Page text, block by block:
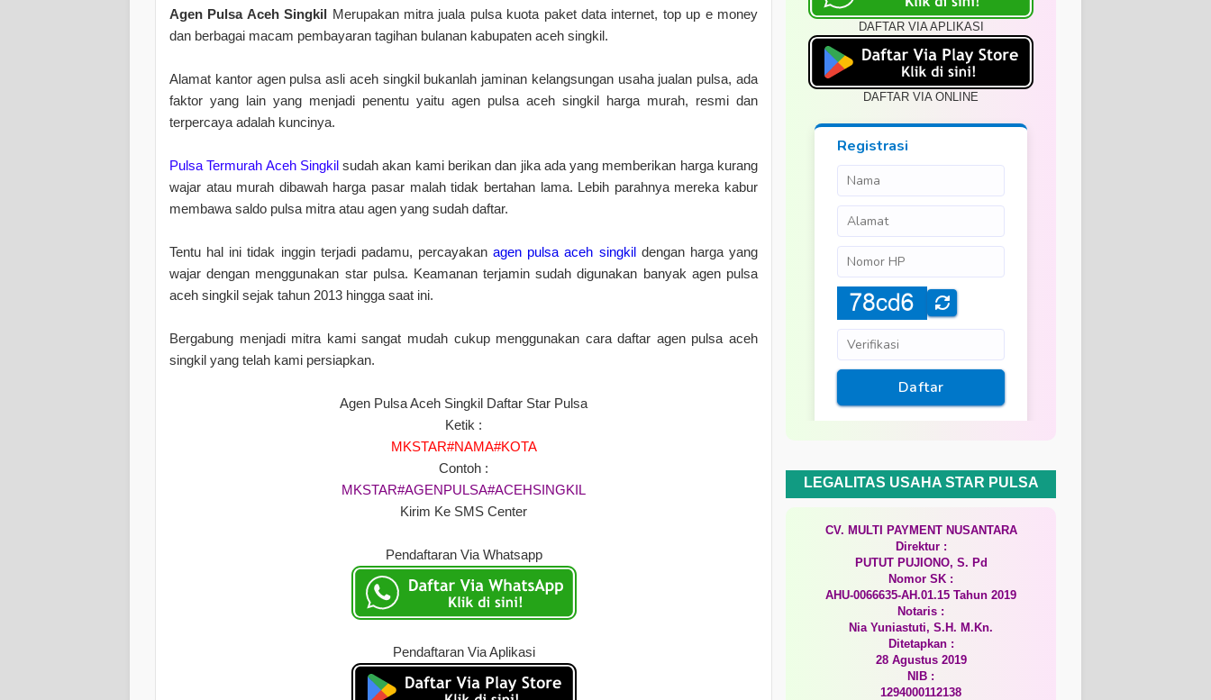
Agen Pulsa Aceh Singkil Merupakan mitra juala pulsa kuota paket data internet, top up e money
dan berbagai macam pembayaran tagihan bulanan kabupaten aceh singkil.
Alamat kantor agen pulsa asli aceh singkil bukanlah jaminan kelangsungan usaha jualan pulsa, ada
faktor yang lain yang menjadi penentu yaitu agen pulsa aceh singkil harga murah, resmi dan
terpercaya adalah kuncinya.
Pulsa Termurah Aceh Singkilsudah akan kami berikan dan jika ada yang memberikan harga kurang
wajar atau murah dibawah harga pasar malah tidak bertahan lama. Lebih parahnya mereka kabur
membawa saldo pulsa mitra atau agen yang sudah daftar.
Tentu hal ini tidak inggin terjadi padamu, percayakanagen pulsa aceh singkildengan harga yang
wajar dengan menggunakan star pulsa. Keamanan terjamin sudah digunakan banyak agen pulsa
aceh singkil sejak tahun 2013 hingga saat ini.
Bergabung menjadi mitra kami sangat mudah cukup menggunakan cara daftar agen pulsa aceh
singkil yang telah kami persiapkan.
Agen Pulsa Aceh Singkil Daftar Star Pulsa
Ketik :
MKSTAR#NAMA#KOTA
Contoh :
MKSTAR#AGENPULSA#ACEHSINGKIL
Kirim Ke SMS Center
Pendaftaran Via Whatsapp
Pendaftaran Via Aplikasi
DAFTAR VIA APLIKASI
DAFTAR VIA ONLINE
LEGALITAS USAHA STAR PULSA
CV. MULTI PAYMENT NUSANTARA
Direktur :
PUTUT PUJIONO, S. Pd
Nomor SK :
AHU-0066635-AH.01.15 Tahun 2019
Notaris :
Nia Yuniastuti, S.H. M.Kn.
Ditetapkan :
28 Agustus 2019
NIB :
1294000112138